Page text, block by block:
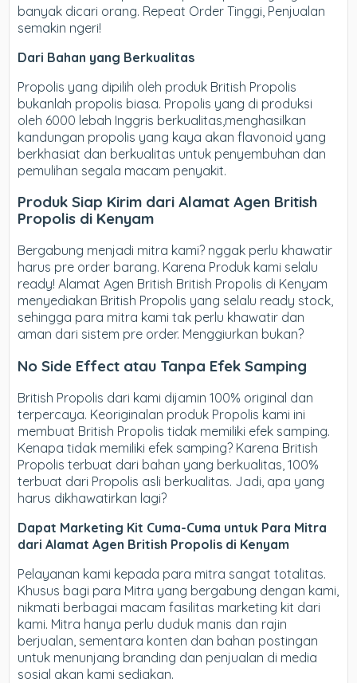
banyak dicari orang. Repeat Order Tinggi, Penjualan
semakin ngeri!
Dari Bahan yang Berkualitas
Propolis yang dipilih oleh produk British Propolis
bukanlah propolis biasa. Propolis yang di produksi
oleh 6000 lebah Inggris berkualitas,menghasilkan
kandungan propolis yang kaya akan flavonoid yang
berkhasiat dan berkualitas untuk penyembuhan dan
pemulihan segala macam penyakit.
Produk Siap Kirim dari Alamat Agen British
Propolis di Kenyam
Bergabung menjadi mitra kami? nggak perlu khawatir
harus pre order barang. Karena Produk kami selalu
ready! Alamat Agen British British Propolis di Kenyam
menyediakan British Propolis yang selalu ready stock,
sehingga para mitra kami tak perlu khawatir dan
aman dari sistem pre order. Menggiurkan bukan?
No Side Effect atau Tanpa Efek Samping
British Propolis dari kami dijamin 100% original dan
terpercaya. Keoriginalan produk Propolis kami ini
membuat British Propolis tidak memiliki efek samping.
Kenapa tidak memiliki efek samping? Karena British
Propolis terbuat dari bahan yang berkualitas, 100%
terbuat dari Propolis asli berkualitas. Jadi, apa yang
harus dikhawatirkan lagi?
Dapat Marketing Kit Cuma-Cuma untuk Para Mitra
dari Alamat Agen British Propolis di Kenyam
Pelayanan kami kepada para mitra sangat totalitas.
Khusus bagi para Mitra yang bergabung dengan kami,
nikmati berbagai macam fasilitas marketing kit dari
kami. Mitra hanya perlu duduk manis dan rajin
berjualan, sementara konten dan bahan postingan
untuk menunjang branding dan penjualan di media
sosial akan kami sediakan.